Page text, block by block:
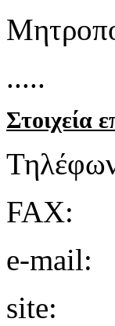
.....
Στοιχεία
FAX:
e-